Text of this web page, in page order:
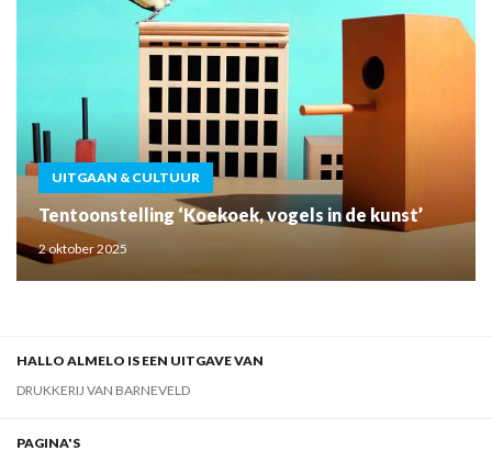
UITGAAN & CULTUUR
Tentoonstelling ‘Koekoek, vogels in de kunst’
2 oktober 2025
HALLO ALMELO IS EEN UITGAVE VAN
DRUKKERIJ VAN BARNEVELD
PAGINA'S